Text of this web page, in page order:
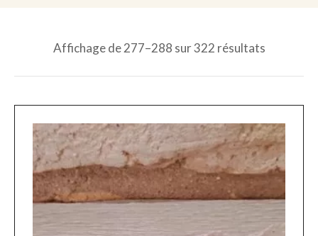
Affichage de 277–288 sur 322 résultats